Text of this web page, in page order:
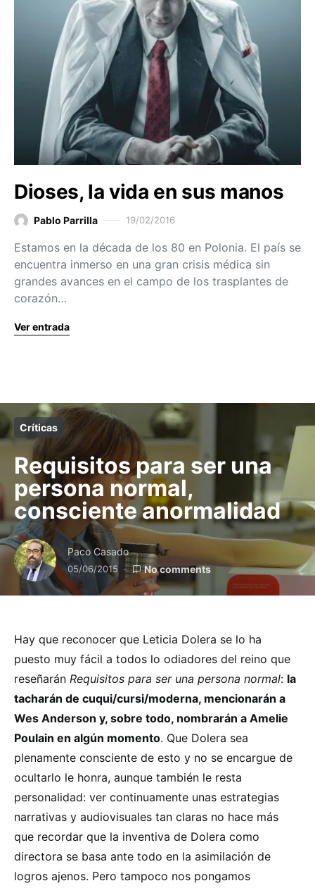
Dioses, la vida en sus manos
Pablo Parrilla 19/02/2016
Estamos en la década de los 80 en Polonia. El país se
encuentra inmerso en una gran crisis médica sin
grandes avances en el campo de los trasplantes de
corazón…
Ver entrada
Críticas
Requisitos para ser una
persona normal,
consciente anormalidad
Paco Casado
05/06/2015 No comments
Hay que reconocer que Leticia Dolera se lo ha
puesto muy fácil a todos lo odiadores del reino que
reseñarán Requisitos para ser una persona normal: la
tacharán de cuqui/cursi/moderna, mencionarán a
Wes Anderson y, sobre todo, nombrarán a Amelie
Poulain en algún momento. Que Dolera sea
plenamente consciente de esto y no se encargue de
ocultarlo le honra, aunque también le resta
personalidad: ver continuamente unas estrategias
narrativas y audiovisuales tan claras no hace más
que recordar que la inventiva de Dolera como
directora se basa ante todo en la asimilación de
logros ajenos. Pero tampoco nos pongamos